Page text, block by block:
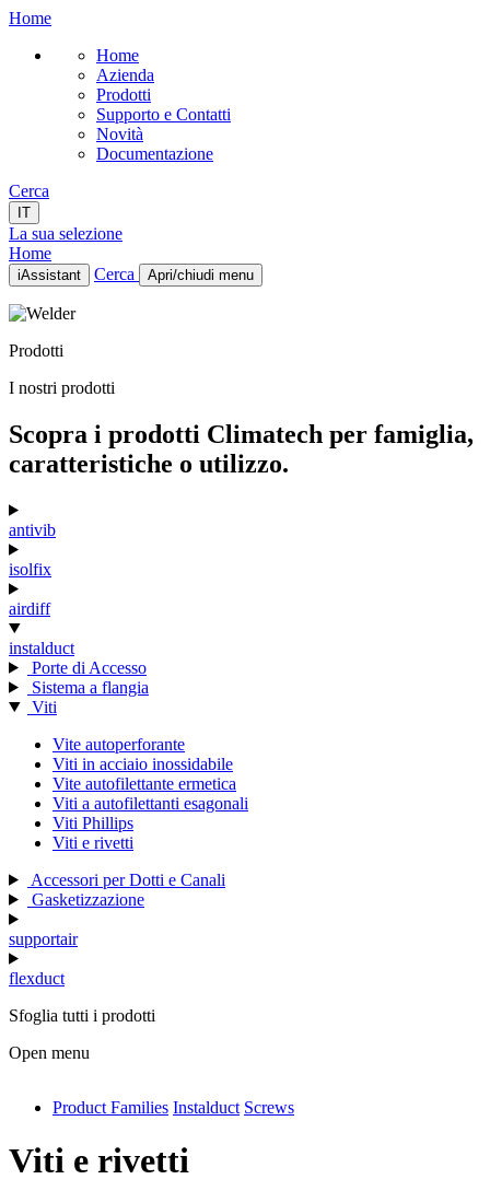
Home
Home
Azienda
Prodotti
Supporto e Contatti
Novità
Documentazione
Cerca
IT
La sua selezione
Home
iAssistant Cerca Apri/chiudi menu
Home
Prodotti
Novità
IT
Prodotti
I nostri prodotti
Scopra i prodotti Climatech per famiglia,
caratteristiche o utilizzo.
antivib
isolfix
airdiff
instalduct
Porte di Accesso
Sistema a flangia
Viti
Vite autoperforante
Viti in acciaio inossidabile
Vite autofilettante ermetica
Viti a autofilettanti esagonali
Viti Phillips
Viti e rivetti
Accessori per Dotti e Canali
Gasketizzazione
supportair
flexduct
Sfoglia tutti i prodotti
Open menu
antivib
isolfix
Product Families Instalduct Screws
Viti e rivetti